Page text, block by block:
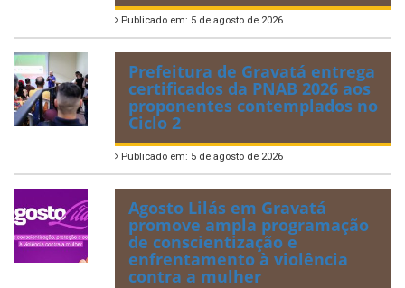
Publicado em: 5 de agosto de 2026
Prefeitura de Gravatá entrega
certificados da PNAB 2026 aos
proponentes contemplados no
Ciclo 2
Publicado em: 5 de agosto de 2026
Agosto Lilás em Gravatá
promove ampla programação
de conscientização e
enfrentamento à violência
contra a mulher